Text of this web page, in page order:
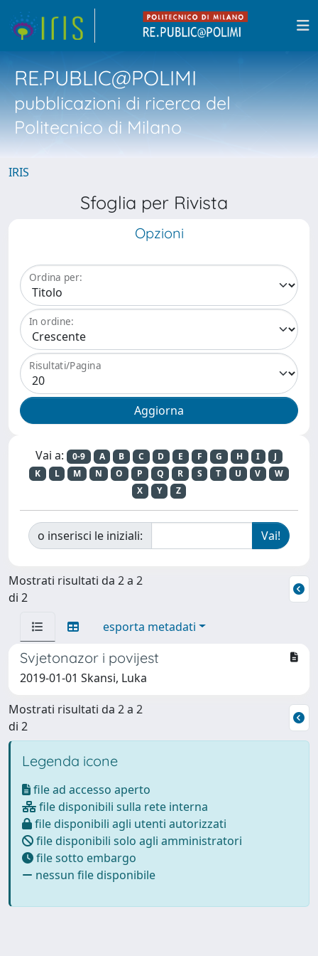
RE.PUBLIC@POLIMI
pubblicazioni di ricerca del
Politecnico di Milano
IRIS
Sfoglia per Rivista
Opzioni
Ordina per:
In ordine:
Risultati/Pagina
Vai a: 0-9 A B C D E F G H I
J
K
L M N O P Q R S T U V
W
X
Y Z
o inserisci le iniziali:
Mostrati risultati da 2 a 2
di 2
esporta metadati
Svjetonazor i povijest
2019-01-01 Skansi, Luka
Mostrati risultati da 2 a 2
di 2
Legenda icone
file ad accesso aperto
file disponibili sulla rete interna
file disponibili agli utenti autorizzati
file disponibili solo agli amministratori
file sotto embargo
nessun file disponibile